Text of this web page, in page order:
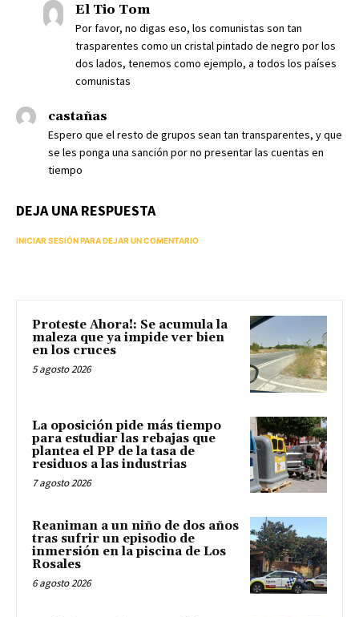
El Tio Tom
Por favor, no digas eso, los comunistas son tan
trasparentes como un cristal pintado de negro por los
dos lados, tenemos como ejemplo, a todos los países
comunistas
castañas
Espero que el resto de grupos sean tan transparentes, y que
se les ponga una sanción por no presentar las cuentas en
tiempo
DEJA UNA RESPUESTA
INICIAR SESIÓN PARA DEJAR UN COMENTARIO
Proteste Ahora!: Se acumula la
maleza que ya impide ver bien
en los cruces
5 agosto 2026
La oposición pide más tiempo
para estudiar las rebajas que
plantea el PP de la tasa de
residuos a las industrias
7 agosto 2026
Reaniman a un niño de dos años
tras sufrir un episodio de
inmersión en la piscina de Los
Rosales
6 agosto 2026